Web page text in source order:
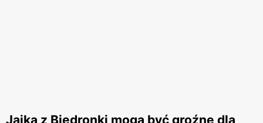
Jajka z Biedronki mogą być groźne dla